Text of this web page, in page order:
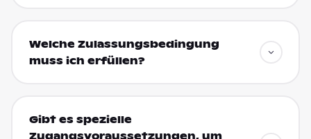
Welche Zulassungsbedingung
muss ich erfüllen?
Gibt es spezielle